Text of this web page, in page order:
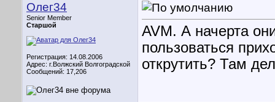
Олег34
Senior Member
Старшой
Регистрация: 14.08.2006
Адрес: г.Волжский Волгоградской
Сообщений: 17,206
AVM. А начерта
пользоваться
открутить? Там